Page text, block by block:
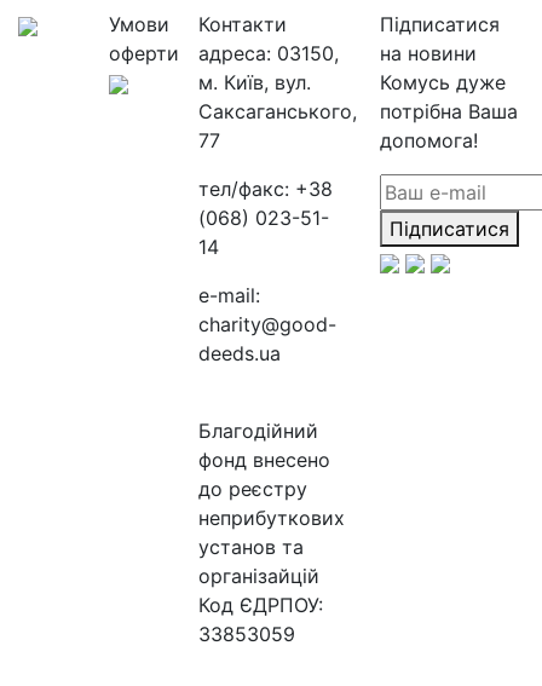
Умови
оферти
Контакти
адреса: 03150,
м. Київ, вул.
Саксаганського,
77
тел/факс: +38
(068) 023-51-
14
e-mail:
charity@good-
deeds.ua
Благодійний
фонд внесено
до реєстру
неприбуткових
установ та
організайцій
Код ЄДРПОУ:
33853059
Підписатися
на новини
Комусь дуже
потрібна Ваша
допомога!
Підписатися